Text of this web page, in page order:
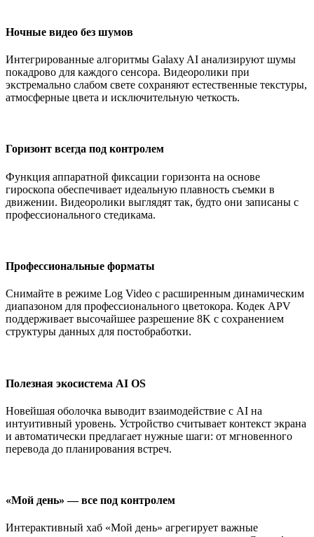
Ночные видео без шумов
Интегрированные алгоритмы Galaxy AI анализируют шумы
покадрово для каждого сенсора. Видеоролики при
экстремально слабом свете сохраняют естественные текстуры,
атмосферные цвета и исключительную четкость.
Горизонт всегда под контролем
Функция аппаратной фиксации горизонта на основе
гироскопа обеспечивает идеальную плавность съемки в
движении. Видеоролики выглядят так, будто они записаны с
профессионального стедикама.
Профессиональные форматы
Снимайте в режиме Log Video с расширенным динамическим
диапазоном для профессионального цветокора. Кодек APV
поддерживает высочайшее разрешение 8K с сохранением
структуры данных для постобработки.
Полезная экосистема AI OS
Новейшая оболочка выводит взаимодействие с AI на
интуитивный уровень. Устройство считывает контекст экрана
и автоматически предлагает нужные шаги: от мгновенного
перевода до планирования встреч.
«Мой день» — все под контролем
Интерактивный хаб «Мой день» агрегирует важные